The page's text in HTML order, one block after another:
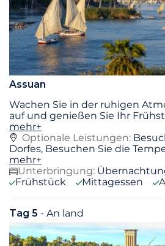
Assuan
Wachen Sie in der ruhigen
auf und genießen Sie Ihr
mehr+
Optionale Leistungen:
Dorfes, Besuchen Sie die
mehr+
Unterbringung:
Frühstück
Mittagessen
Tag 5 - An land